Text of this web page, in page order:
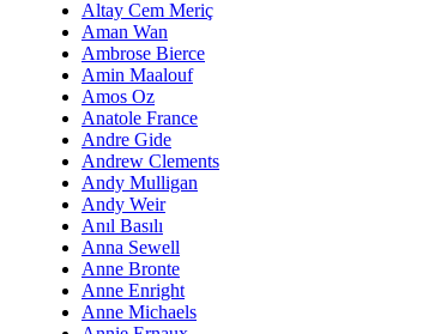
Altay Cem Meriç
Aman Wan
Ambrose Bierce
Amin Maalouf
Amos Oz
Anatole France
Andre Gide
Andrew Clements
Andy Mulligan
Andy Weir
Anıl Basılı
Anna Sewell
Anne Bronte
Anne Enright
Anne Michaels